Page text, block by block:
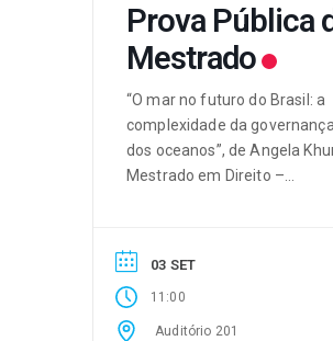
Prova Pública
Mestrado
“O mar no futuro do Brasil: a
complexidade da governança
dos oceanos”, de Angela
Mestrado em Direito –
03 SET
11:00
Auditório 201